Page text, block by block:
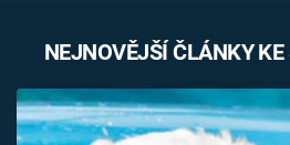
Témata
NEJNOVĚJŠÍ ČLÁNKY KE